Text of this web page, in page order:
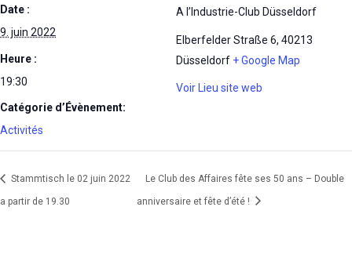
Date :
9. juin 2022
Heure :
19:30
Catégorie d’Évènement:
Activités
A l’Industrie-Club Düsseldorf
Elberfelder Straße 6, 40213
Düsseldorf + Google Map
Voir Lieu site web
Stammtisch le 02 juin 2022
a partir de 19.30
Le Club des Affaires fête ses 50 ans – Double
anniversaire et fête d’été !